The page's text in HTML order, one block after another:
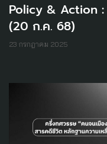
Policy & Action :
(20 ก.ค. 68)
23 กรกฎาคม 2025